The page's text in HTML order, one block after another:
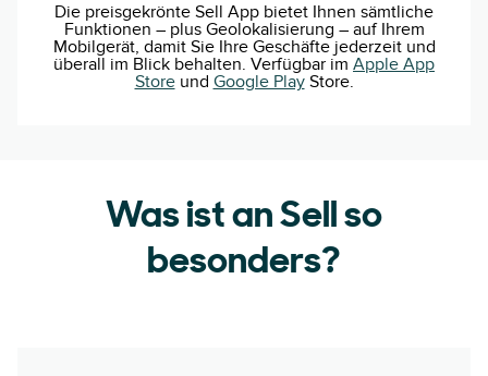
Die preisgekrönte Sell App bietet Ihnen sämtliche
Funktionen – plus Geolokalisierung – auf Ihrem
Mobilgerät, damit Sie Ihre Geschäfte jederzeit und
überall im Blick behalten. Verfügbar im Apple App
Storeund Google PlayStore.
Was ist an Sell so
besonders?